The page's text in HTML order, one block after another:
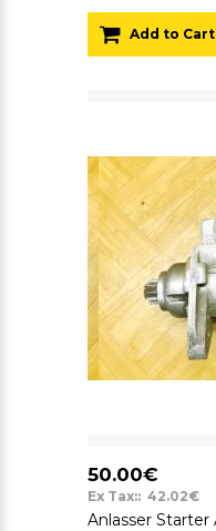
Add to Cart
50.00€
Ex Tax:: 42.02€